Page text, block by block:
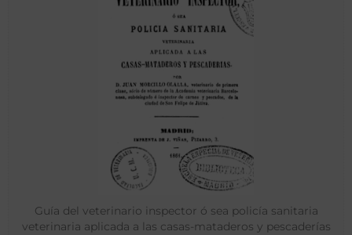
Guía del veterinario inspector ó sea policía sanitaria
veterinaria aplicada a las casas-mataderos y pescaderías